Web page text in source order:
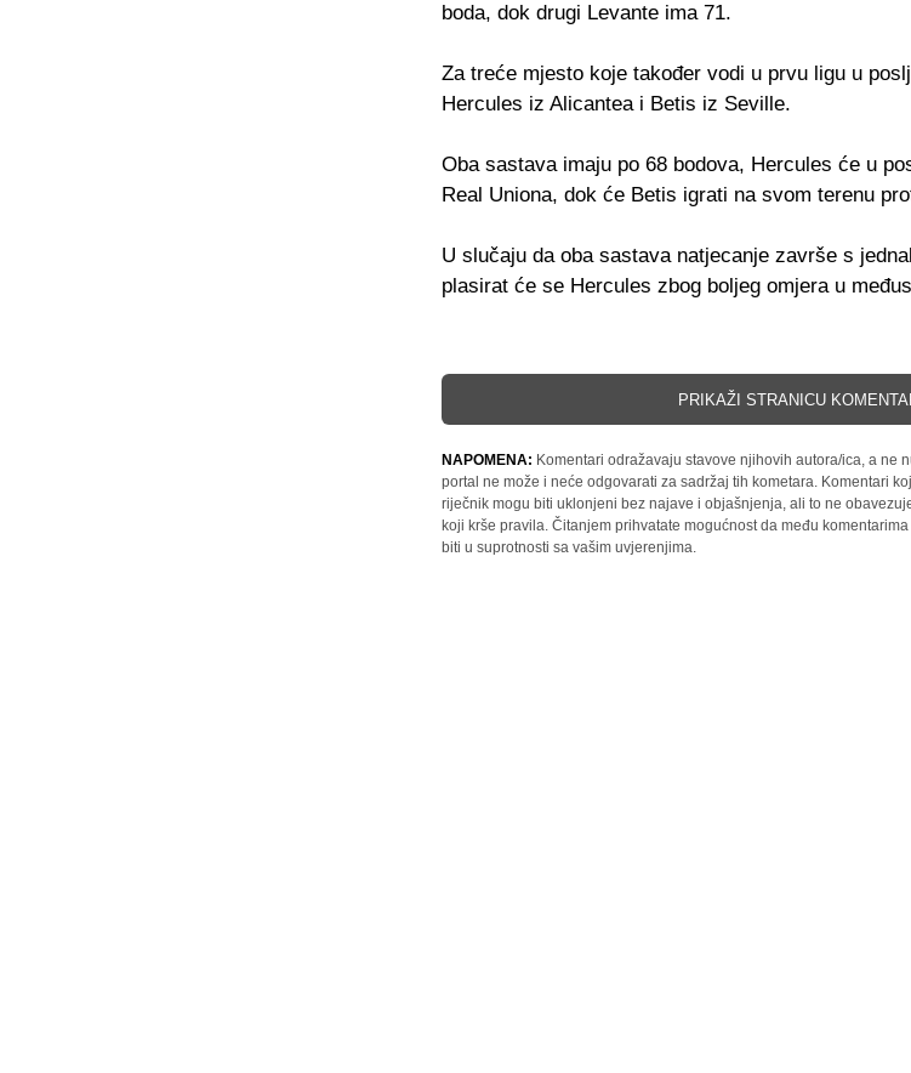
boda, dok drugi Levante ima 71.
Za treće mjesto koje također vodi u prvu ligu u
Hercules iz Alicantea i Betis iz Seville.
Oba sastava imaju po 68 bodova, Hercules će u
Real Uniona, dok će Betis igrati na svom terenu
U slučaju da oba sastava natjecanje završe s
plasirat će se Hercules zbog boljeg omjera u
PRIKAŽI STRANICU
NAPOMENA: Komentari odražavaju stavove njihovih autora/ica, a ne
portal ne može i neće odgovarati za sadržaj tih kometara. Komentari
riječnik mogu biti uklonjeni bez najave i objašnjenja, ali to ne
koji krše pravila. Čitanjem prihvatate mogućnost da među
biti u suprotnosti sa vašim uvjerenjima.